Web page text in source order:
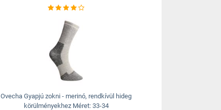
Ovecha Gyapjú zokni - merinó, rendkívül hideg
körülményekhez Méret: 33-34